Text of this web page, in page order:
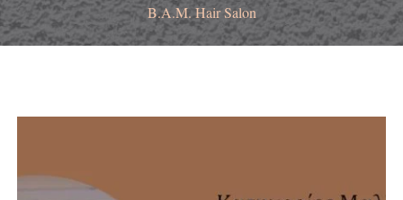
B.A.M. Hair Salon